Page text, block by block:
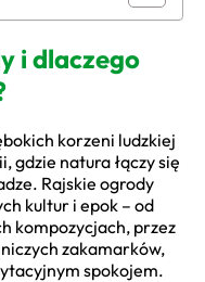
i dlaczego
korzeni ludzkiej
gdzie natura łączy się
Rajskie ogrody
kultur i epok – od
kompozycjach, przez
zakamarków,
spokojem.